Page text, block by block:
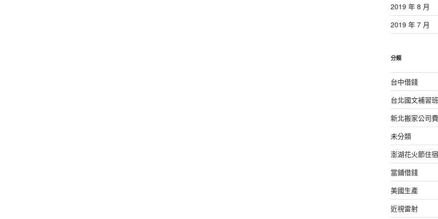
2019 年 8 月
2019 年 7 月
分類
台中借錢
台北國文補習班
新北搬家公司
未分類
澎湖花火節住
當鋪借錢
美國生產
近視雷射